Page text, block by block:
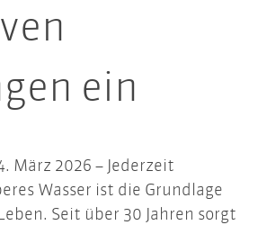
ein
März 2026 – Jederzeit
Wasser ist die Grundlage
Seit über 30 Jahren sorgt